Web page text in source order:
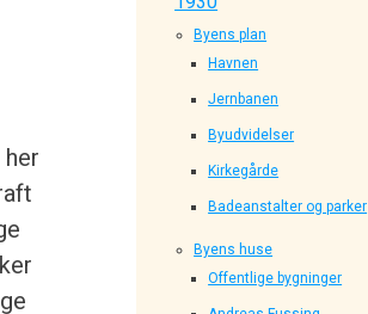
Byens plan
Havnen
Jernbanen
Byudvidelser
Kirkegårde
Badeanstalter og parker
Byens huse
Offentlige bygninger